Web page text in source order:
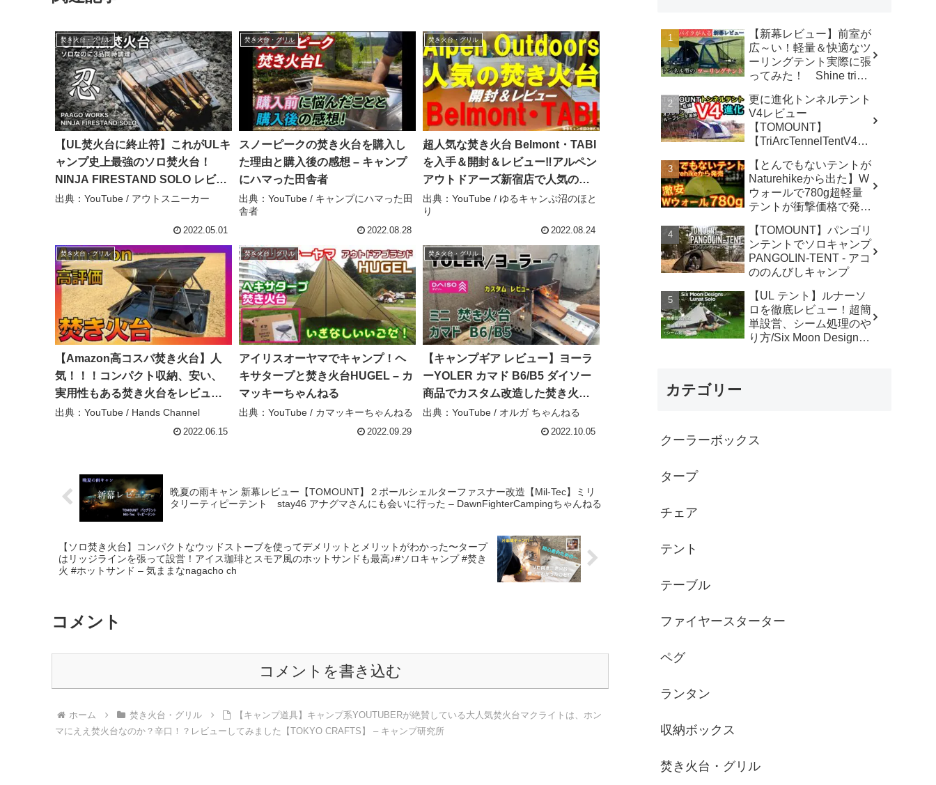
焚き火台・グリル
【UL焚火台に終止符】これがULキ
ャンプ史上最強のソロ焚火台！
NINJA FIRESTAND SOLO レビュ
ー！ – アウトスニーカー
出典：YouTube / アウトスニーカー
2022.05.01
焚き火台・グリル
スノーピークの焚き火台を購入し
た理由と購入後の感想 – キャンプ
にハマった田舎者
出典：YouTube / キャンプにハマった田
舎者
2022.08.28
焚き火台・グリル
超人気な焚き火台 Belmont・TABI
を入手＆開封＆レビュー‼アルペン
アウトドアーズ新宿店で人気の焚
き火台ランキング第３位‼ – ゆるキ
ャンぷ沼のほとり
出典：YouTube / ゆるキャンぷ沼のほと
り
2022.08.24
焚き火台・グリル
【Amazon高コスパ焚き火台】人
気！！！コンパクト収納、安い、
実用性もある焚き火台をレビュ
ー！BBQグリルにも！キャンプ –
出典：YouTube / Hands Channel
2022.06.15
焚き火台・グリル
アイリスオーヤマでキャンプ！ヘ
キサタープと焚き火台HUGEL – カ
マッキーちゃんねる
出典：YouTube / カマッキーちゃんねる
2022.09.29
焚き火台・グリル
【キャンプギア レビュー】ヨーラ
ーYOLER カマド B6/B5 ダイソー
商品でカスタム改造した焚き火台
をレビュー。ソロキャンに最適ト
ランスフォームで使いやすくなり
出典：YouTube / オルガ ちゃんねる
2022.10.05
晩夏の雨キャン 新幕レビュー【TOMOUNT】２ポールシェルターファスナー改造【Mil-Tec】ミリ
タリーティピーテント stay46 アナグマさんにも会いに行った – DawnFighterCampingちゃんねる
【ソロ焚き火台】コンパクトなウッドストーブを使ってデメリットとメリットがわかった〜タープ
はリッジラインを張って設営！アイス珈琲とスモア風のホットサンドも最高♪#ソロキャンプ #焚き
火 #ホットサンド – 気ままなnagacho ch
コメント
コメントを書き込む
ホーム 焚き火台・グリル
【キャンプ道具】キャンプ系YOUTUBERが絶賛している大人気焚火台マクライトは、ホン
マにええ焚火台なのか？辛口！？レビューしてみました【TOKYO CRAFTS】 – キャンプ研究所
【新幕レビュー】前室が
広～い！軽量＆快適なツ
ーリングテント実際に張
ってみた！ Shine trip
な気分
更に進化トンネルテント
V4レビュー
【TOMOUNT】
【TriArcTennelTentV4】
カ】
【とんでもないテントが
Naturehikeから出た】W
ウォールで780g超軽量
テントが衝撃価格で発売
解説の保存版【ULギ
ア】【キャンプ道具】
【アウトドア】#855 -
Hurricane Camp / ハリケ
ーンキャンプ
【TOMOUNT】パンゴリ
ンテントでソロキャンプ
PANGOLIN-TENT - アコ
ののんびしキャンプ
【UL テント】ルナーソ
ロを徹底レビュー！超簡
単設営、シーム処理のや
り方/Six Moon Designs
カテゴリー
クーラーボックス
タープ
チェア
テント
テーブル
ファイヤースターター
ペグ
ランタン
収納ボックス
焚き火台・グリル